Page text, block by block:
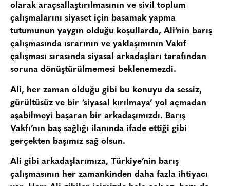
olarak araçsallaştırılmasının ve sivil toplum
çalışmalarını siyaset için basamak yapma
tutumunun yaygın olduğu koşullarda, Ali’nin barış
çalışmasında ısrarının ve yaklaşımının Vakıf
çalışması sırasında siyasal arkadaşları tarafından
soruna dönüştürülmemesi beklenemezdi.
Ali, her zaman olduğu gibi bu konuyu da sessiz,
gürültüsüz ve bir ‘siyasal kırılmaya’ yol açmadan
aşabilmeyi başaran bir arkadaşımızdı. Barış
Vakfı’nın baş sağlığı ilanında ifade ettiği gibi
gerçekten başımız sağ olsun.
Ali gibi arkadaşlarımıza, Türkiye’nin barış
çalışmasının her zamankinden daha fazla ihtiyacı